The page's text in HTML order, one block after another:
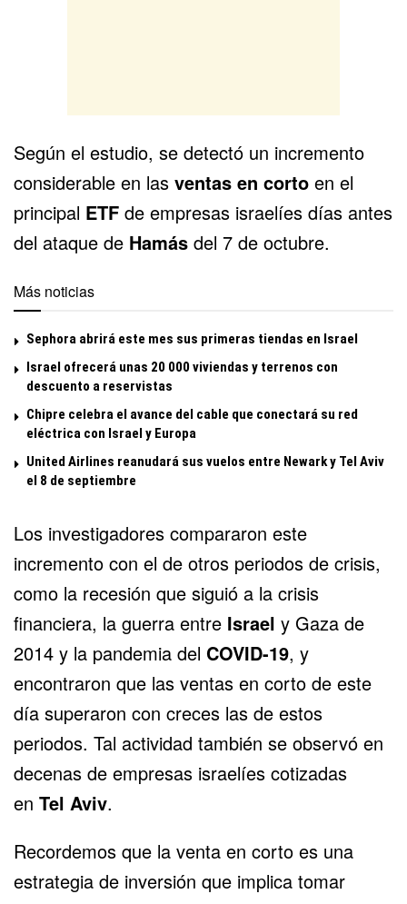
Según el estudio, se detectó un incremento
considerable en las ventas en corto en el
principal ETF de empresas israelíes días antes
del ataque de Hamás del 7 de octubre.
Más noticias
Sephora abrirá este mes sus primeras tiendas en Israel
Israel ofrecerá unas 20 000 viviendas y terrenos con
descuento a reservistas
Chipre celebra el avance del cable que conectará su red
eléctrica con Israel y Europa
United Airlines reanudará sus vuelos entre Newark y Tel Aviv
el 8 de septiembre
Los investigadores compararon este
incremento con el de otros periodos de crisis,
como la recesión que siguió a la crisis
financiera, la guerra entre Israel y Gaza de
2014 y la pandemia del COVID-19, y
encontraron que las ventas en corto de este
día superaron con creces las de estos
periodos. Tal actividad también se observó en
decenas de empresas israelíes cotizadas
en Tel Aviv.
Recordemos que la venta en corto es una
estrategia de inversión que implica tomar